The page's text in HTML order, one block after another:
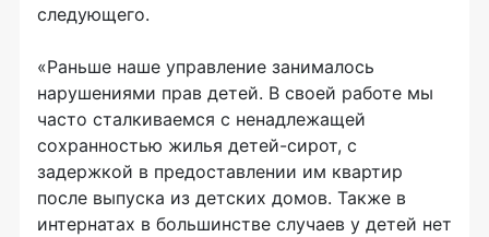
следующего.
«Раньше наше управление занималось
нарушениями прав детей. В своей работе мы
часто сталкиваемся с ненадлежащей
сохранностью жилья детей-сирот, с
задержкой в предоставлении им квартир
после выпуска из детских домов. Также в
интернатах в большинстве случаев у детей нет